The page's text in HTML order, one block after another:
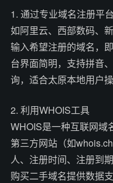
1. 通过专业域名注册平台
如阿里云、西部数码、
输入希望注册的域名，
台界面简明，支持拼音
询，适合太原本地用户操
2. 利用WHOIS工具
WHOIS是一种互联网域
第三方网站（如
人、注册时间、注册到
购买二手域名提供数据支